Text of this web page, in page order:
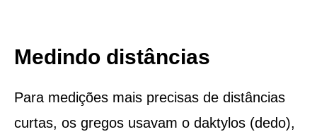
Medindo distâncias
Para medições mais precisas de distâncias
curtas, os gregos usavam o daktylos (dedo),